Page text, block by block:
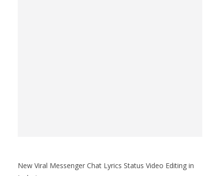
New Viral Messenger Chat Lyrics Status Video Editing in